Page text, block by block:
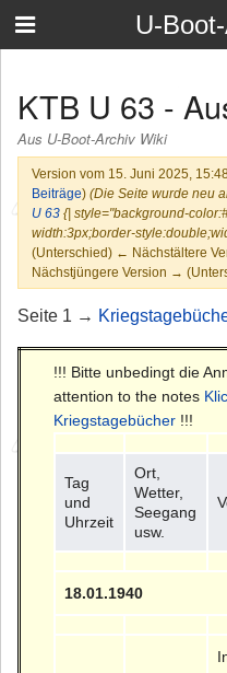
U-
KTB U 63 -
Aus U-Boot-Archiv Wiki
Version vom 15. Juni 2025,
Beiträge) (Die Seite wurde neu
U 63{| style="background-
width:3px;border-
(Unterschied) ← Nächstältere
Nächstjüngere Version →
Seite 1 →
!!! Bitte unbedingt die
attention to the notes
Kriegstagebücher !!!
Tag
und
Uhrzeit
Ort,
Wetter,
Seegang
usw.
18.01.1940